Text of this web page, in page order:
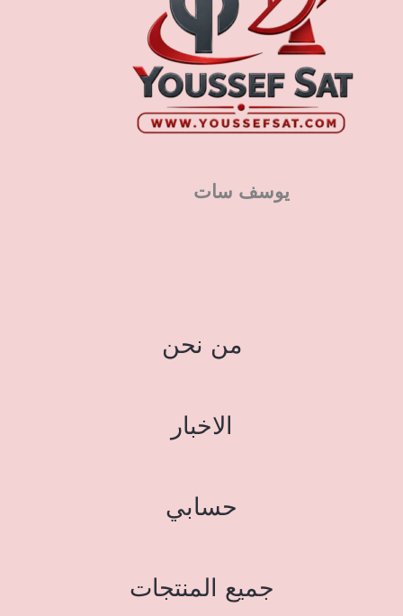
يوسف سات
من نحن
الاخبار
حسابي
جميع المنتجات